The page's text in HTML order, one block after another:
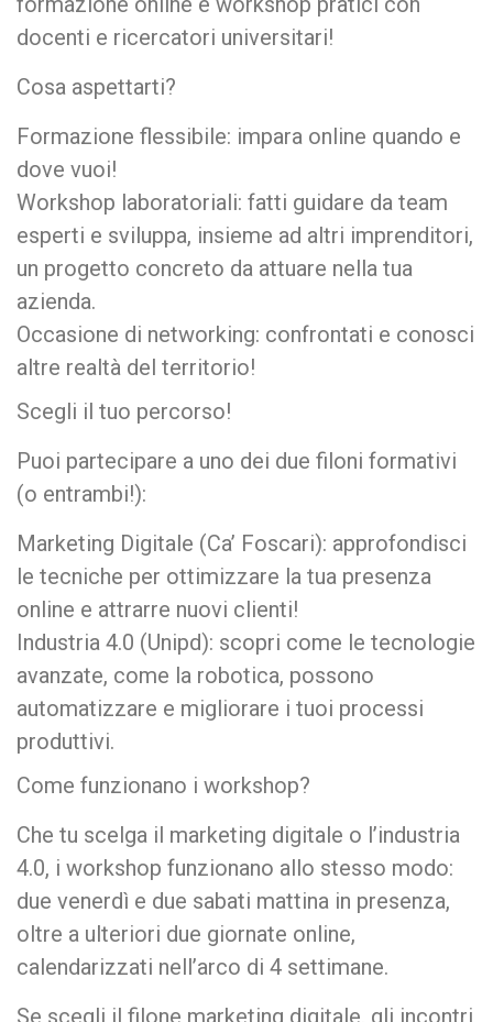
docenti e ricercatori universitari!
Cosa aspettarti?
Formazione flessibile: impara online quando e
dove vuoi!
Workshop laboratoriali: fatti guidare da team
esperti e sviluppa, insieme ad altri imprenditori,
un progetto concreto da attuare nella tua
azienda.
Occasione di networking: confrontati e conosci
altre realtà del territorio!
Scegli il tuo percorso!
Puoi partecipare a uno dei due filoni formativi
(o entrambi!):
Marketing Digitale (Ca’ Foscari): approfondisci
le tecniche per ottimizzare la tua presenza
online e attrarre nuovi clienti!
Industria 4.0 (Unipd): scopri come le tecnologie
avanzate, come la robotica, possono
automatizzare e migliorare i tuoi processi
produttivi.
Come funzionano i workshop?
Che tu scelga il marketing digitale o l’industria
4.0, i workshop funzionano allo stesso modo:
due venerdì e due sabati mattina in presenza,
oltre a ulteriori due giornate online,
calendarizzati nell’arco di 4 settimane.
Se scegli il filone marketing digitale, gli incontri